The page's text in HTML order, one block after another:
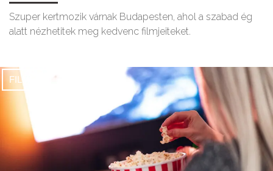
Szuper kertmozik várnak Budapesten, ahol a szabad ég
alatt nézhetitek meg kedvenc filmjeiteket.
FILMEK